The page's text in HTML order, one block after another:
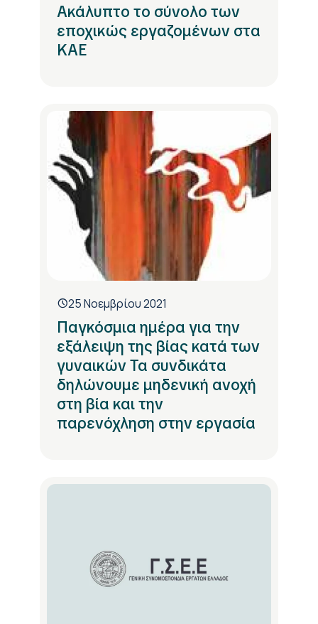
Ακάλυπτο το σύνολο των
εποχικώς εργαζομένων στα
ΚΑΕ
25 Νοεμβρίου 2021
Παγκόσμια ημέρα για την
εξάλειψη της βίας κατά των
γυναικών Τα συνδικάτα
δηλώνουμε μηδενική ανοχή
στη βία και την
παρενόχληση στην εργασία